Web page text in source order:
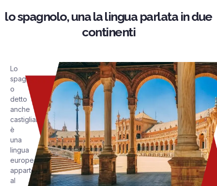
lo spagnolo, una la lingua parlata in due
continenti
Lo
spagnolo,
o
detto
anche
castigliano,
è
una
lingua
europea
appartenente
al